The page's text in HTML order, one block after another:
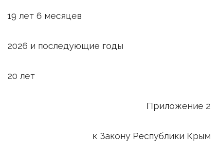
19 лет 6 месяцев
2026 и последующие годы
20 лет
Приложение 2
к Закону Республики Крым